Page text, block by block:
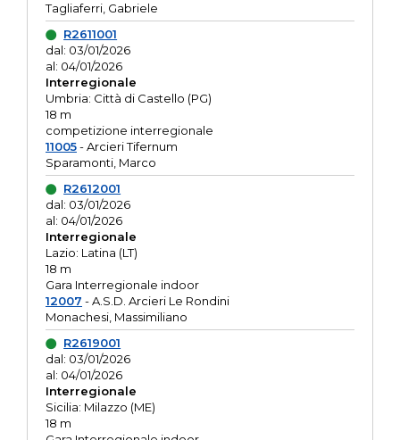
Tagliaferri, Gabriele
R2611001
dal: 03/01/2026
al: 04/01/2026
Interregionale
Umbria: Città di Castello (PG)
18 m
competizione interregionale
11005- Arcieri Tifernum
Sparamonti, Marco
R2612001
dal: 03/01/2026
al: 04/01/2026
Interregionale
Lazio: Latina (LT)
18 m
Gara Interregionale indoor
12007 - A.S.D. Arcieri Le Rondini
Monachesi, Massimiliano
R2619001
dal: 03/01/2026
al: 04/01/2026
Interregionale
Sicilia: Milazzo (ME)
18 m